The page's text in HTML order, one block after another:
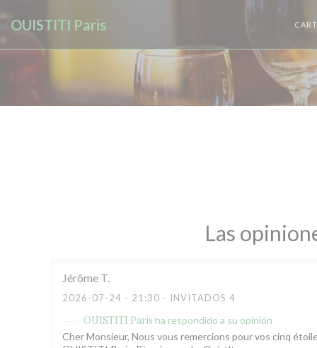
OUISTITI Paris
Las
Jérôme T
2026-07-24 - 21:30 - INVITADOS 4
OUISTITI Paris ha respondido a su opinión
Cher Monsieur, Nous vous remercions pour vos cinq